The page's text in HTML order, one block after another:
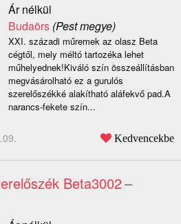
Ár nélkül
Budaörs(Pest megye)
XXI. századi műremek az olasz Beta
cégtől, mely méltó tartozéka lehet
műhelyednek!Kiváló szín összeállításban
megvásárolható ez a gurulós
szerelőszékké alakítható aláfekvő pad.A
narancs-fekete szín...
Kedvencekbe
Beta3002–